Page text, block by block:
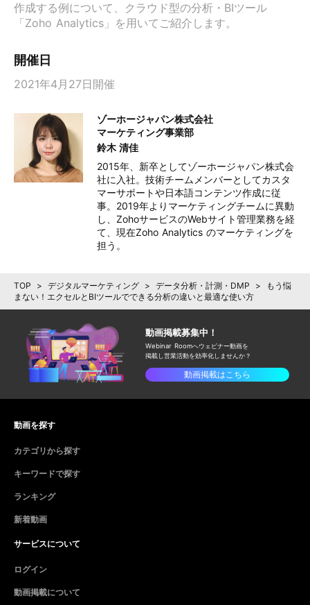
作成する例について、クラウド型の分析・BIツール
「Zoho Analytics」を用いてご紹介します。
開催日
2021年4月27日開催
ゾーホージャパン株式会社
マーケティング事業部
鈴木 清佳
2015年、新卒としてゾーホージャパン株式会
社に入社。技術チームメンバーとしてカスタ
マーサポートや日本語コンテンツ作成に従
事。2019年よりマーケティングチームに異動
し、ZohoサービスのWebサイト管理業務を経
て、現在Zoho Analytics のマーケティングを
担う。
TOP > デジタルマーケティング > データ分析・計測・DMP >
もう悩
まない！エクセルとBIツールでできる分析の違いと最適な使い方
動画掲載募集中！
Webinar Roomへウェビナー動画を
掲載し営業活動を効率化しませんか？
動画掲載はこちら
動画を探す
カテゴリから探す
キーワードで探す
ランキング
新着動画
サービスについて
ログイン
動画掲載について